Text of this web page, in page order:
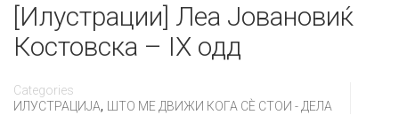
[Илустрации] Леа Јовановиќ
Костовска – IX одд
Categories
ИЛУСТРАЦИЈА, ШТО МЕ ДВИЖИ КОГА СÈ СТОИ - ДЕЛА